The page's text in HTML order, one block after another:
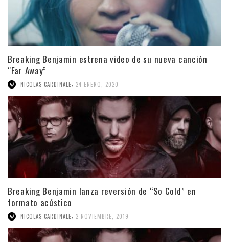
Breaking Benjamin estrena video de su nueva canción
“Far Away”
NICOLAS CARDINALE 24 ENERO, 2020
Breaking Benjamin lanza reversión de “So Cold” en
formato acústico
NICOLAS CARDINALE 2 NOVIEMBRE, 2019